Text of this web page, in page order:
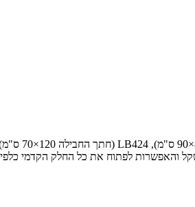
מרוכבים קלי משקל והאפשרות לפתוח את כל החלק